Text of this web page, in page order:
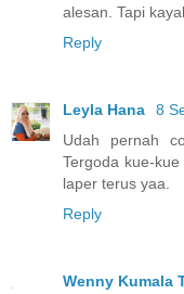
alesan. Tapi
Reply
Leyla Hana
8
Udah pernah
Tergoda kue-
laper terus yaa.
Reply
Wenny Kumala